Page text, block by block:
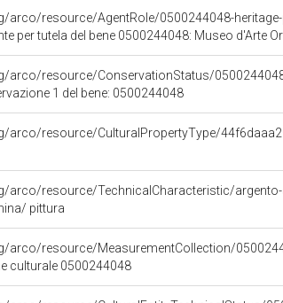
arco/resource/AgentRole/0500244048-
per tutela del bene 0500244048: Museo d'Arte
arco/resource/ConservationStatus/
1 del bene: 0500244048
arco/resource/CulturalPropertyType/
arco/resource/TechnicalCharacteristic/argento-
pittura
arco/resource/MeasurementCollection/
culturale 0500244048